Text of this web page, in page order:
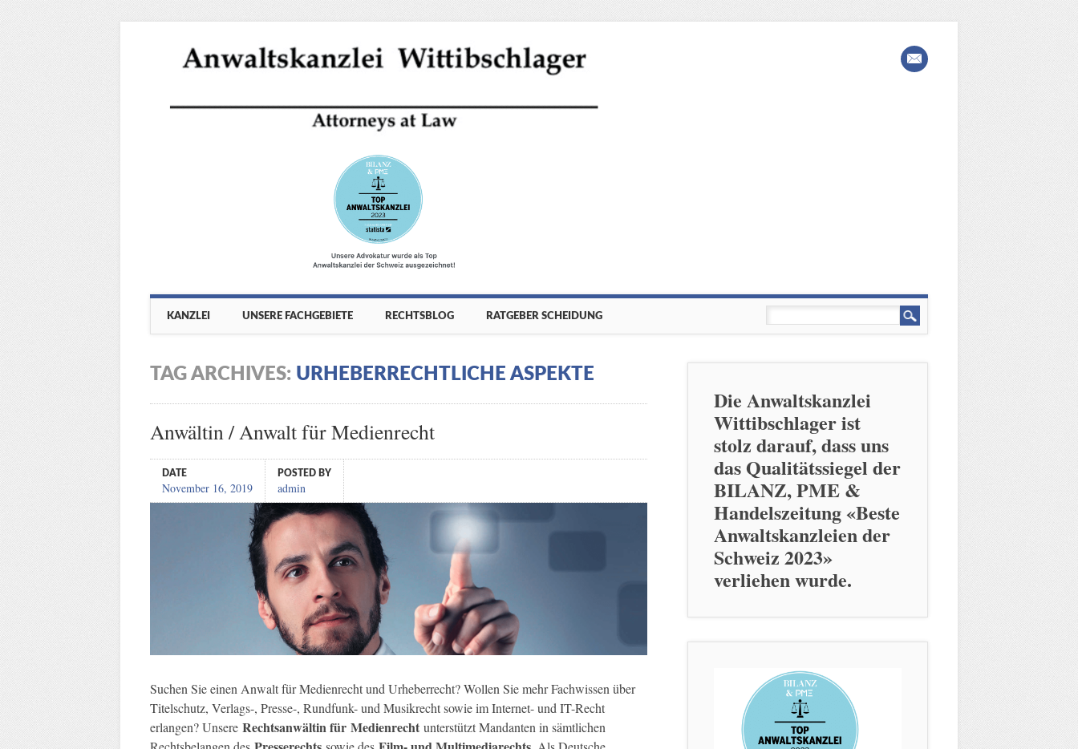
Main menu
KANZLEI UNSERE FACHGEBIETE RECHTSBLOG RATGEBER SCHEIDUNG
TAG ARCHIVES: URHEBERRECHTLICHE ASPEKTE
Anwältin / Anwalt für Medienrecht
DATE
November 16, 2019
POSTED BY
admin
Suchen Sie einen Anwalt für Medienrecht und Urheberrecht? Wollen Sie mehr Fachwissen über
Titelschutz, Verlags-, Presse-, Rundfunk- und Musikrecht sowie im Internet- und IT-Recht
erlangen? Unsere Rechtsanwältin für Medienrechtunterstützt Mandanten in sämtlichen
Die Anwaltskanzlei
Wittibschlager ist
stolz darauf, dass uns
das Qualitätssiegel der
BILANZ, PME &
Handelszeitung «Beste
Anwaltskanzleien der
Schweiz 2023»
verliehen wurde.